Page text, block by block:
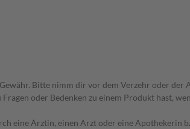
Bitte nimm dir vor dem Verzehr oder
oder Bedenken zu einem Produkt hast,
eine Ärztin, einen Arzt oder eine Apothekerin